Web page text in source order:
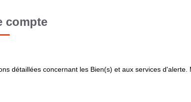
compte
détaillées concernant les Bien(s) et aux services